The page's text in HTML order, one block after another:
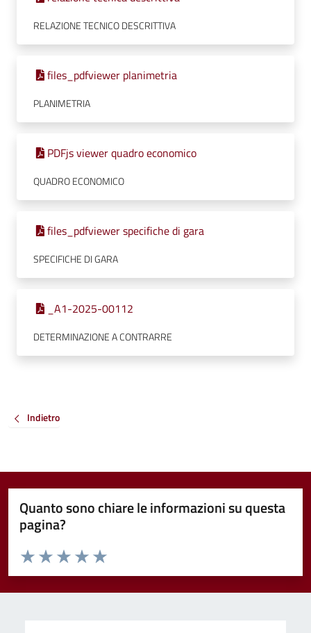
RELAZIONE TECNICO DESCRITTIVA
files_pdfviewer planimetria
PLANIMETRIA
PDFjs viewer quadro economico
QUADRO ECONOMICO
files_pdfviewer specifiche di gara
SPECIFICHE DI GARA
_A1-2025-00112
DETERMINAZIONE A CONTRARRE
Indietro
Quanto sono chiare le informazioni su questa
pagina?
Valuta da 1 a 5 stelle la pagina
Valuta 5 stelle su 5
Valuta 4 stelle su 5
Valuta 3 stelle su 5
Valuta 2 stelle su 5
Valuta 1 stelle su 5